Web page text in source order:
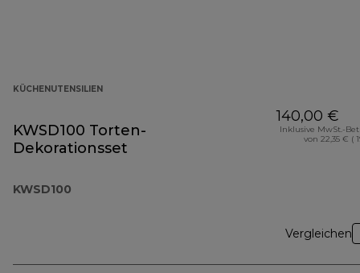
KÜCHENUTENSILIEN
KWSD100 Torten-
Dekorationsset
KWSD100
140,00 €
Inklusive MwSt.-
von 22,35 € (
Vergleichen